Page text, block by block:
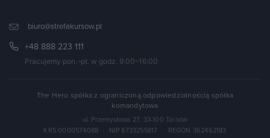
biuro@strefakursow.pl
+48 888 223 111
Pracujemy pon.–pt. w godz. 9:00–16:00
The Hero spółka z ograniczoną odpowiedzialnością spółka
komandytowa
ul. Przemysłowa 27, 33-100 Tarnów
KRS 0000574088
NIP 8733255817 REGON 362462183